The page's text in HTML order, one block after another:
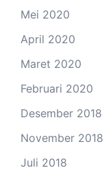
Mei 2020
April 2020
Maret 2020
Februari 2020
Desember 2018
November 2018
Juli 2018